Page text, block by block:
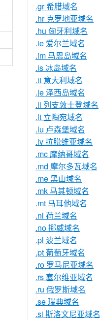
.gr 希腊域名
.hr 克罗地亚域名
.hu 匈牙利域名
.ie 爱尔兰域名
.im 马恩岛域名
.is 冰岛域名
.it 意大利域名
.je 泽西岛域名
.li 列支敦士登域名
.lt 立陶宛域名
.lu 卢森堡域名
.lv 拉脱维亚域名
.mc 摩纳哥域名
.md 摩尔多瓦域名
.me 黑山域名
.mk 马其顿域名
.mt 马耳他域名
.nl 荷兰域名
.no 挪威域名
.pl 波兰域名
.pt 葡萄牙域名
.ro 罗马尼亚域名
.rs 塞尔维亚域名
.ru 俄罗斯域名
.se 瑞典域名
.si 斯洛文尼亚域名